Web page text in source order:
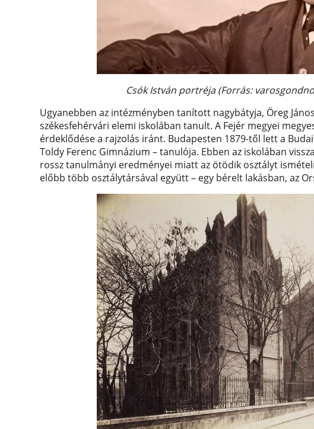
Csók István portréja (Forrás:
Ugyanebben az intézményben tanított nagybátyja, Öreg
székesfehérvári elemi iskolában tanult. A Fejér megyei
érdeklődése a rajzolás iránt. Budapesten 1879-től lett a
Toldy Ferenc Gimnázium – tanulója. Ebben az iskolában
rossz tanulmányi eredményei miatt az ötödik osztályt
előbb több osztálytársával együtt – egy bérelt lakásban, az